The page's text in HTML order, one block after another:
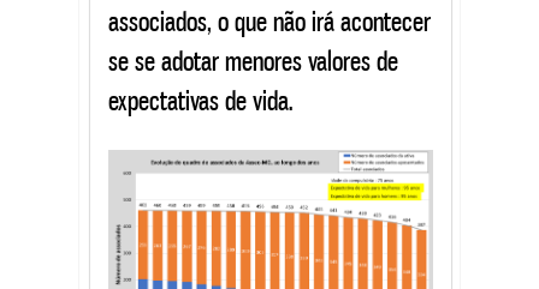
associados, o que não irá acontecer
se se adotar menores valores de
expectativas de vida.